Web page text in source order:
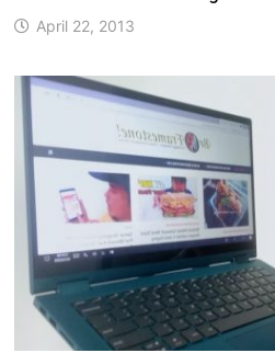
April 22, 2013